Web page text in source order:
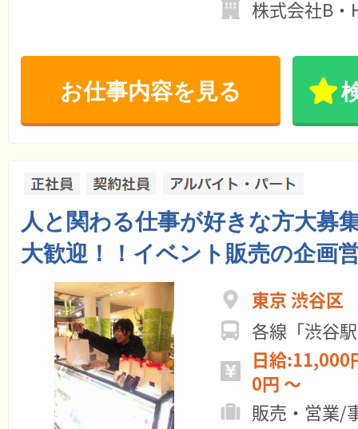
株式会社B
お仕事内容を見る
人と関わる仕事が好きな方大募
大歓迎！！イベント販売の企画
東京 渋谷区
各線「渋谷
日給:11,000円 ～ 月
0円 ～
販売・営業/